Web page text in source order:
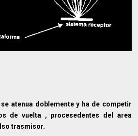
atenua doblemente y ha de competir
de vuelta , procesedentes del area
trasmisor.